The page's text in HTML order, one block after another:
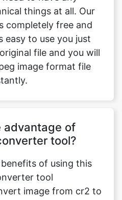
file and you will
image format file
advantage of
tool
image from cr2 to
format.
and time is a very
of our life.